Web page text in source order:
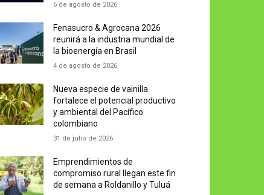
6 de agosto de 2026
Fenasucro & Agrocana 2026
reunirá a la industria mundial de
la bioenergía en Brasil
4 de agosto de 2026
Nueva especie de vainilla
fortalece el potencial productivo
y ambiental del Pacífico
colombiano
31 de julio de 2026
Emprendimientos de
compromiso rural llegan este fin
de semana a Roldanillo y Tuluá